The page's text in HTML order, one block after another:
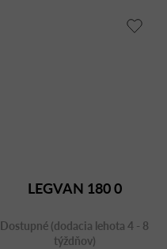
LEGVAN 180 0
Dostupné (dodacia lehota 4 - 8
týždňov)